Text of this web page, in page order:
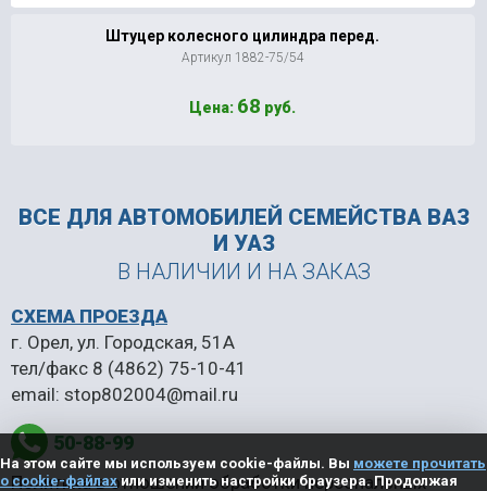
Штуцер колесного цилиндра перед.
Артикул 1882-75/54
Цена: 68 руб.
ВСЕ ДЛЯ АВТОМОБИЛЕЙ СЕМЕЙСТВА ВАЗ
И УАЗ
В НАЛИЧИИ И НА ЗАКАЗ
50-88-99
СХЕМА ПРОЕЗДА
г. Орел, ул. Городская, 51А
тел/факс 8 (4862) 75-10-41
email: stop802004@mail.ru
Политика в отношении обработки персональных
На этом сайте мы используем cookie-файлы. Вы можете прочитать
о cookie-файлахили изменить настройки браузера. Продолжая